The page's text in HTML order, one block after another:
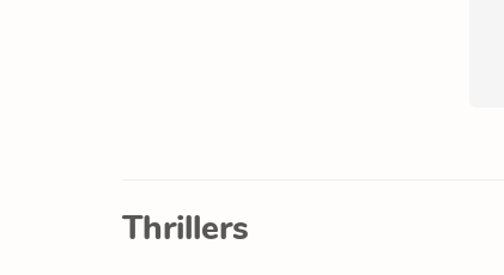
Thrillers